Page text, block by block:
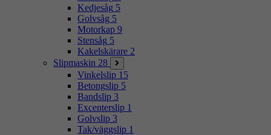
Kedjesåg 5
Golvsåg 5
Motorkap 9
Stensåg 5
Kakelskärare 2
Slipmaskin 28
Vinkelslip 15
Betongslip 5
Bandslip 3
Excenterslip 1
Golvslip 3
Tak/väggslip 1